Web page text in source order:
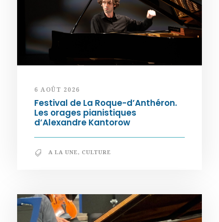
6 AOÛT 2026
Festival de La Roque-d’Anthéron.
Les orages pianistiques
d’Alexandre Kantorow
A LA UNE, CULTURE